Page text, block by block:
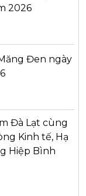
2026
Đen ngày
Đà Lạt cùng
Kinh tế, Hạ
Hiệp Bình